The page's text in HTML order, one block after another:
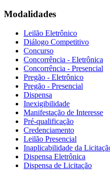
Modalidades
Leilão Eletrônico
Diálogo Competitivo
Concurso
Concorrência - Eletrônica
Concorrência - Presencial
Pregão - Eletrônico
Pregão - Presencial
Dispensa
Inexigibilidade
Manifestação de Interesse
Pré-qualificação
Credenciamento
Leilão Presencial
Inaplicabilidade da
Dispensa Eletrônica
Dispensa de Licitação